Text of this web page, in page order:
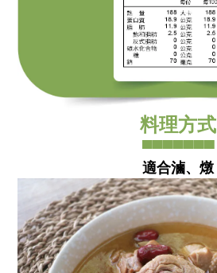
料理方式
▀▀▀▀▀▀▀
適合滷、燉